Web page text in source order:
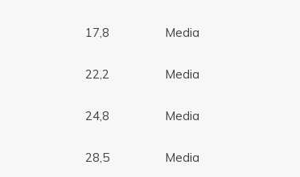
17,8 Media
22,2 Media
24,8 Media
28,5 Media